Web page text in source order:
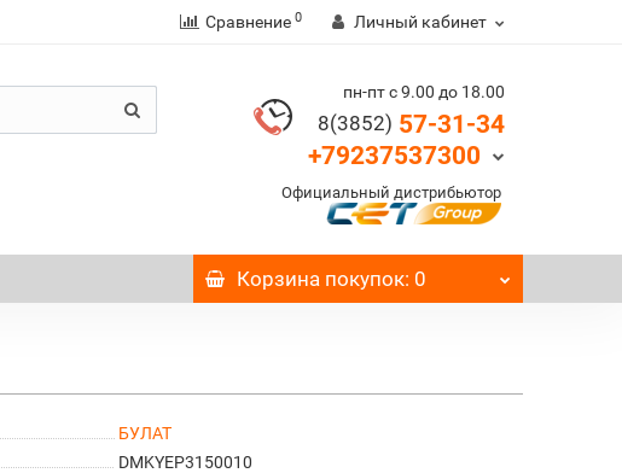
Сравнение 0 Личный кабинет
пн-пт с 9.00 до 18.00
8(3852) 57-31-34
+79237537300
Официальный дистрибьютор
Корзина покупок: 0
БУЛАТ
DMKYEP3150010